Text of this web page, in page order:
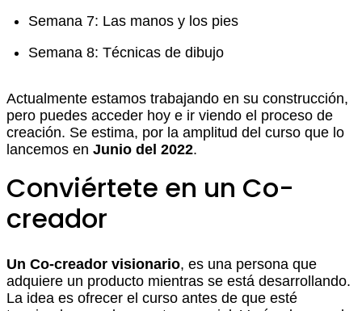
Semana 7: Las manos y los pies
Semana 8: Técnicas de dibujo
Actualmente estamos trabajando en su construcción,
pero puedes acceder hoy e ir viendo el proceso de
creación. Se estima, por la amplitud del curso que lo
lancemos en Junio del 2022.
Conviértete en un Co-
creador
Un Co-creador visionario, es una persona que
adquiere un producto mientras se está desarrollando.
La idea es ofrecer el curso antes de que esté